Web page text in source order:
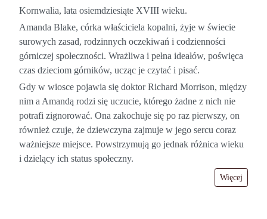
Kornwalia, lata osiemdziesiąte XVIII wieku.
Amanda Blake, córka właściciela kopalni, żyje w świecie
surowych zasad, rodzinnych oczekiwań i codzienności
górniczej społeczności. Wrażliwa i pełna ideałów, poświęca
czas dzieciom górników, ucząc je czytać i pisać.
Gdy w wiosce pojawia się doktor Richard Morrison, między
nim a Amandą rodzi się uczucie, którego żadne z nich nie
potrafi zignorować. Ona zakochuje się po raz pierwszy, on
również czuje, że dziewczyna zajmuje w jego sercu coraz
ważniejsze miejsce. Powstrzymują go jednak różnica wieku
i dzielący ich status społeczny.
Więcej